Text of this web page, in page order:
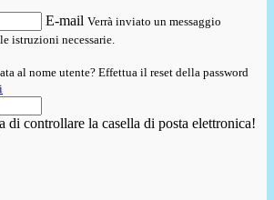
E-mail Verrà inviato un messaggio
istruzioni necessarie.
al nome utente? Effettua il reset della password
di controllare la casella di posta elettronica!